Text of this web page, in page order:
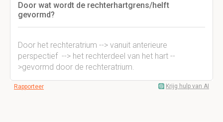
Door wat wordt de rechterhartgrens/helft
gevormd?
Door het rechteratrium --> vanuit anterieure
perspectief --> het rechterdeel van het hart --
>gevormd door de rechteratrium.
Rapporteer Krijg hulp van AI